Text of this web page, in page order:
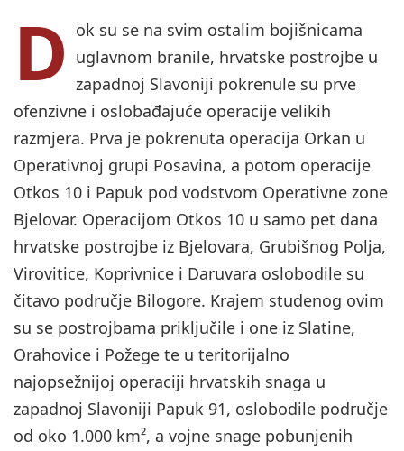
D ok su se na svim ostalim bojišnicama
uglavnom branile, hrvatske postrojbe u
zapadnoj Slavoniji pokrenule su prve
ofenzivne i oslobađajuće operacije velikih
razmjera. Prva je pokrenuta operacija Orkan u
Operativnoj grupi Posavina, a potom operacije
Otkos 10 i Papuk pod vodstvom Operativne zone
Bjelovar. Operacijom Otkos 10 u samo pet dana
hrvatske postrojbe iz Bjelovara, Grubišnog Polja,
Virovitice, Koprivnice i Daruvara oslobodile su
čitavo područje Bilogore. Krajem studenog ovim
su se postrojbama priključile i one iz Slatine,
Orahovice i Požege te u teritorijalno
najopsežnijoj operaciji hrvatskih snaga u
zapadnoj Slavoniji Papuk 91, oslobodile područje
od oko 1.000 km², a vojne snage pobunjenih